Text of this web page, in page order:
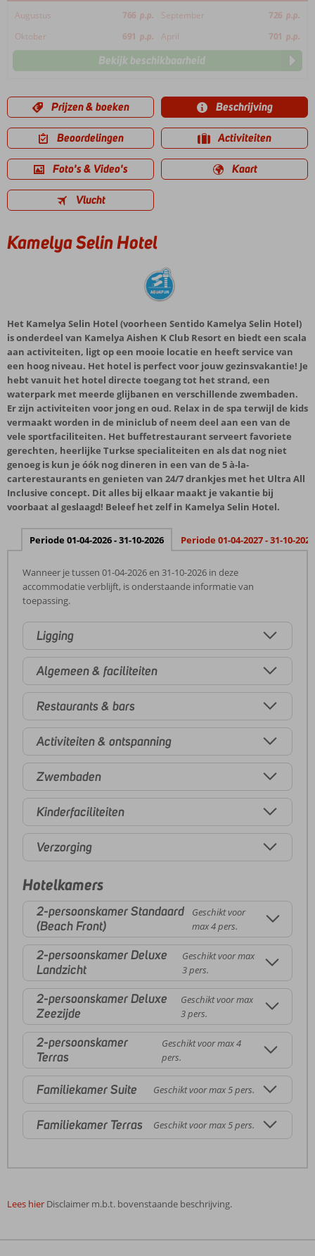
Augustus 766 p.p. September 726 p.p.
Oktober
691 p.p. April 701 p.p.
Bekijk beschikbaarheid
Prijzen & boeken Beschrijving
Beoordelingen Activiteiten
Foto's & Video's Kaart
Vlucht
Kamelya Selin Hotel
Het Kamelya Selin Hotel (voorheen Sentido Kamelya Selin Hotel)
is onderdeel van Kamelya Aishen K Club Resort en biedt een scala
aan activiteiten, ligt op een mooie locatie en heeft service van
een hoog niveau. Het hotel is perfect voor jouw gezinsvakantie! Je
hebt vanuit het hotel directe toegang tot het strand, een
waterpark met meerde glijbanen en verschillende zwembaden.
Er zijn activiteiten voor jong en oud. Relax in de spa terwijl de kids
vermaakt worden in de miniclub of neem deel aan een van de
vele sportfaciliteiten. Het buffetrestaurant serveert favoriete
gerechten, heerlijke Turkse specialiteiten en als dat nog niet
genoeg is kun je óók nog dineren in een van de 5 à-la-
carterestaurants en genieten van 24/7 drankjes met het Ultra All
Inclusive concept. Dit alles bij elkaar maakt je vakantie bij
voorbaat al geslaagd! Beleef het zelf in Kamelya Selin Hotel.
Periode 01-04-2026 - 31-10-2026 Periode 01-04-2027 - 31-10-2027
Wanneer je tussen 01-04-2026 en 31-10-2026 in deze
accommodatie verblijft, is onderstaande informatie van
toepassing.
Ligging
Algemeen & faciliteiten
Restaurants & bars
Activiteiten & ontspanning
Zwembaden
Kinderfaciliteiten
Verzorging
Hotelkamers
2-persoonskamer Standaard
(Beach Front)
Geschikt voor
max 4 pers.
2-persoonskamer Deluxe
Landzicht
Geschikt voor max
3 pers.
2-persoonskamer Deluxe
Zeezijde
Geschikt voor max
3 pers.
2-persoonskamer
Terras
Geschikt voor max 4
pers.
Familiekamer Suite Geschikt voor max 5 pers.
Familiekamer Terras Geschikt voor max 5 pers.
Lees hier Disclaimer m.b.t. bovenstaande beschrijving.